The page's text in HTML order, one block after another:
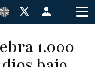
Menú
de
de
1.000